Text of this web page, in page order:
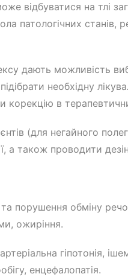
відбуватися на тлі
станів,
дають можливість
необхідну
корекцію в
(для негайного
також проводити
порушення обміну
ожиріння.
гіпотонія,
енцефалопатія.